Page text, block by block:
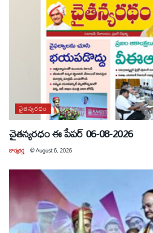
చైతన్యరధం
చైతన్యరధం ఈ పేపర్ 06-08-2026
కార్యకర్త @August 6, 2026